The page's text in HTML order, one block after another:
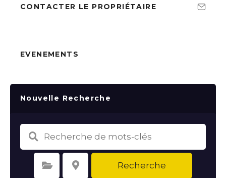
CONTACTER LE PROPRIÉTAIRE
EVENEMENTS
Nouvelle Recherche
Sélectionnez une catégorie Sélectionnez le lieu Recherche